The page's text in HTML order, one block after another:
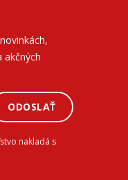
akčných
ODOSLAŤ
nakladá s